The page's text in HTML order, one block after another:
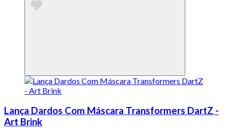
Lança Dardos Com Máscara Transformers DartZ -
Art Brink